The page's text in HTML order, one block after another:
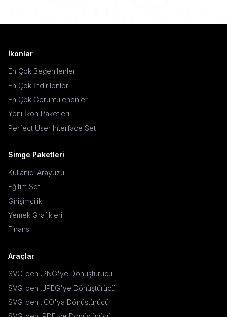
İkonlar
En Çok Beğenilenler
En Çok İndirilenler
En Çok Görüntülenenler
Yeni İkon Paketleri
Perfect User Interface Set
Simge Paketleri
Kullanıcı Arayüzü
Eğitim Seti
Girişimcilik
Yemek Grafikleri
Finans
Araçlar
SVG'den .PNG'ye Dönüştürücü
SVG'den .JPEG'ye Dönüştürücü
SVG'den .ICO'ya Dönüştürücü